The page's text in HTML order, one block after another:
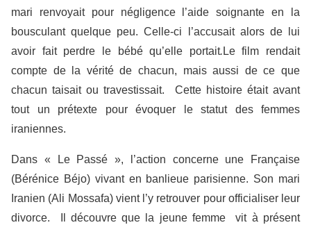
mari renvoyait pour négligence l’aide soignante en la
bousculant quelque peu. Celle-ci l’accusait alors de lui
avoir fait perdre le bébé qu’elle portait. Le film rendait
compte de la vérité de chacun, mais aussi de ce que
chacun taisait ou travestissait. Cette histoire était avant
tout un prétexte pour évoquer le statut des femmes
iraniennes.
Dans « Le Passé », l’action concerne une Française
(Bérénice Béjo) vivant en banlieue parisienne. Son mari
Iranien (Ali Mossafa) vient l’y retrouver pour officialiser leur
divorce. Il découvre que la jeune femme vit à présent